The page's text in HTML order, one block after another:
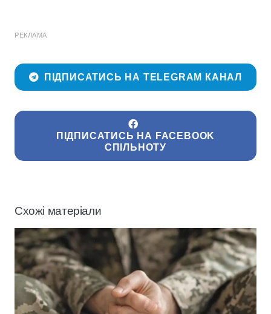
РЕКЛАМА
ПІДПИСАТИСЬ НА TELEGRAM КАНАЛ
ПІДПИСАТИСЬ НА FACEBOOK
СПІЛЬНОТУ
Схожі матеріали